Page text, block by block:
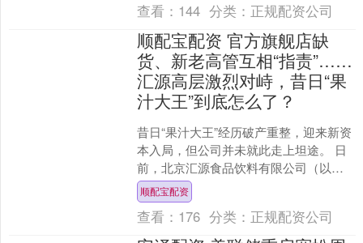
查看： 144 分类： 正规配资公司
顺配宝配资 官方旗舰店缺
货、新老高管互相“指责”……
汇源高层激烈对峙，昔日“果
汁大王”到底怎么了？
昔日“果汁大王”经历破产重整，迎来新资
本入局，但公司并未就此走上坦途。 日
前，北京汇源食品饮料有限公司（以下
简称北京汇源）公众号发出声明，称上
海文盛资产管理股份....
顺配宝配资
查看： 176 分类： 正规配资公司